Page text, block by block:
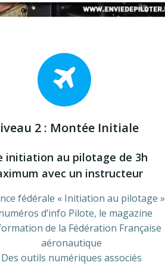
2 : Montée Initiale
initiation au pilotage de 3h
avec un instructeur
fédérale « Initiation au pilotage »
d’info Pilote, le magazine
de la Fédération Française
aéronautique
Des outils numériques associés